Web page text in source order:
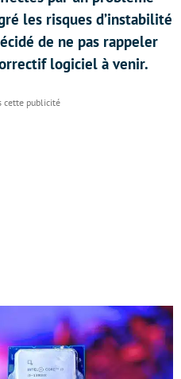
les risques d’instabilité
de ne pas rappeler
logiciel à venir.